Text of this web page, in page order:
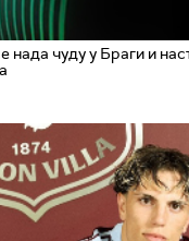
нада чуду у Браги и